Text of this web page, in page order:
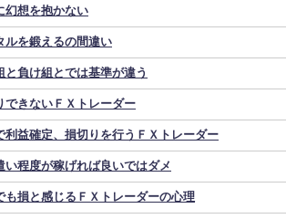
想を抱かない
を鍛えるの間違い
負け組とでは基準が違う
きないＦＸトレーダー
益確定、損切りを行うＦＸトレーダー
程度が稼げれば良いではダメ
損と感じるＦＸトレーダーの心理